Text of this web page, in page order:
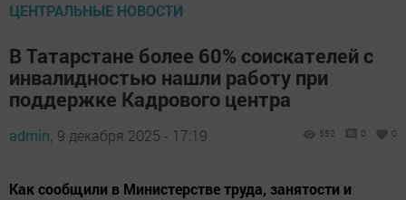
ЦЕНТРАЛЬНЫЕ НОВОСТИ
В Татарстане более 60% соискателей с
инвалидностью нашли работу при
поддержке Кадрового центра
admin, 9 декабря 2025 - 17:19 552 0 0
Как сообщили в Министерстве труда, занятости и